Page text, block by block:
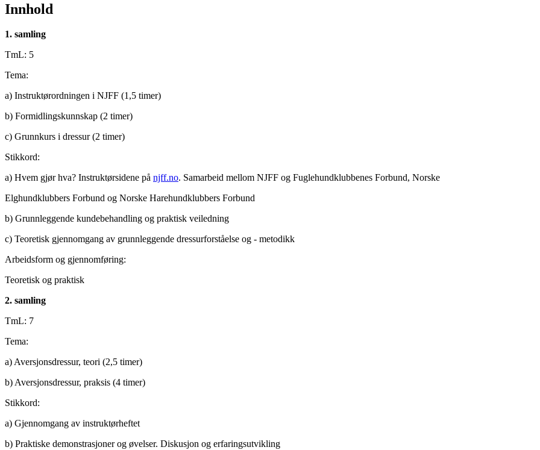
Innhold
1. samling
TmL: 5
Tema:
a) Instruktørordningen i NJFF (1,5 timer)
b) Formidlingskunnskap (2 timer)
c) Grunnkurs i dressur (2 timer)
Stikkord:
a) Hvem gjør hva? Instruktørsidene på njff.no. Samarbeid mellom NJFF og Fuglehundklubbenes Forbund, Norske
Elghundklubbers Forbund og Norske Harehundklubbers Forbund
b) Grunnleggende kundebehandling og praktisk veiledning
c) Teoretisk gjennomgang av grunnleggende dressurforståelse og - metodikk
Arbeidsform og gjennomføring:
Teoretisk og praktisk
2. samling
TmL: 7
Tema:
a) Aversjonsdressur, teori (2,5 timer)
b) Aversjonsdressur, praksis (4 timer)
Stikkord:
a) Gjennomgang av instruktørheftet
b) Praktiske demonstrasjoner og øvelser. Diskusjon og erfaringsutvikling